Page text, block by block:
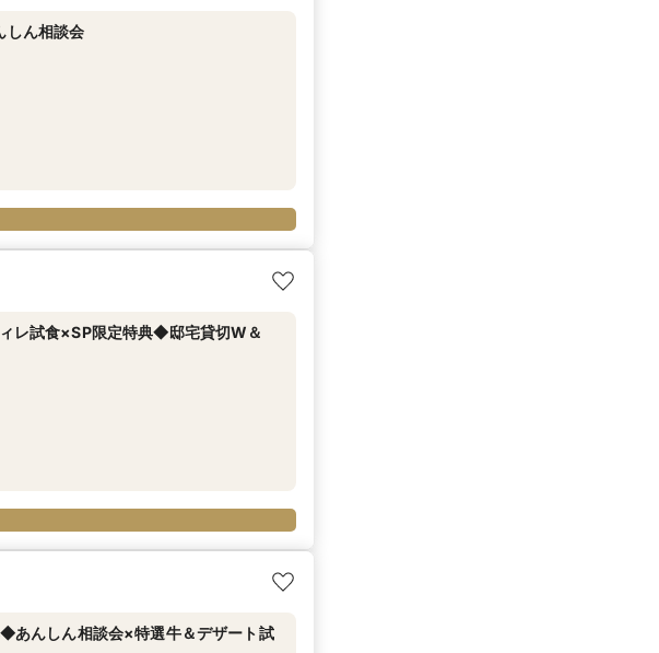
しん相談会
レ試食×SP限定特典◆邸宅貸切W＆
あんしん相談会×特選牛＆デザート試